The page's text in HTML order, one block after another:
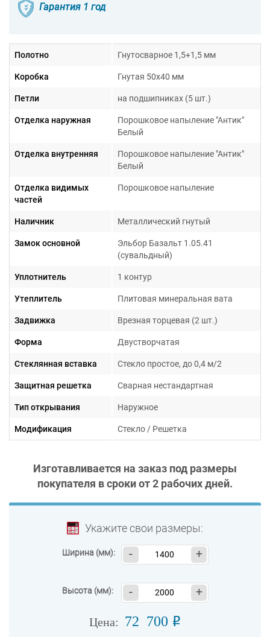
Гарантия 1 год
Полотно Гнутосварное 1,5+1,5 мм
Коробка Гнутая 50х40 мм
Петли на подшипниках (5 шт.)
Отделка наружная
Порошковое напыление "Антик"
Белый
Отделка внутренняя
Порошковое напыление "Антик"
Белый
Отделка видимых
частей
Порошковое напыление
Наличник Металлический гнутый
Замок основной
Эльбор Базальт 1.05.41
(сувальдный)
Уплотнитель 1 контур
Утеплитель Плитовая минеральная вата
Задвижка Врезная торцевая (2 шт.)
Форма Двустворчатая
Стеклянная вставка Стекло простое, до 0,4 м/2
Защитная решетка Сварная нестандартная
Тип открывания Наружное
Модификация Стекло / Решетка
Изготавливается на заказ под размеры
покупателя в сроки от2 рабочих дней.
Укажите свои размеры:
Ширина (мм): - +
Высота (мм): - +
Цена: 72 700 o